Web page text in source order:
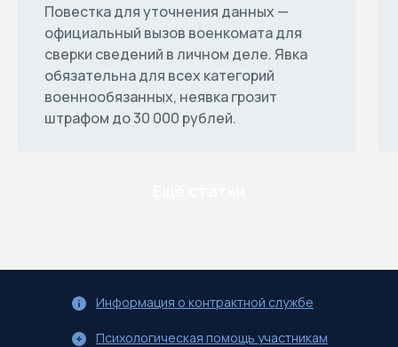
Повестка для уточнения данных —
официальный вызов военкомата для
сверки сведений в личном деле. Явка
обязательна для всех категорий
военнообязанных, неявка грозит
штрафом до 30 000 рублей.
Информация о контрактной службе
Психологическая помощь участникам